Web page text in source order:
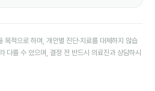
목적으로 하며, 개인별 진단·치료를 대체하지 않습
다를 수 있으며, 결정 전 반드시 의료진과 상담하시